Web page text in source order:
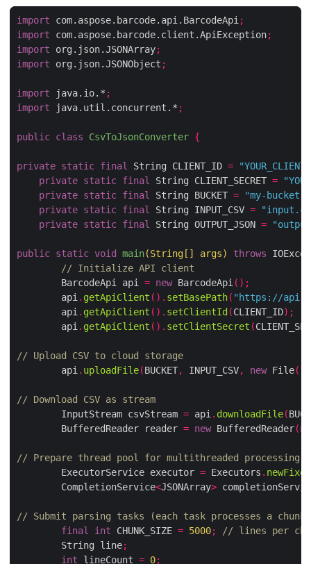
import com.aspose.barcode.api.BarcodeApi ;
import com.aspose.barcode.client.ApiException;
import org.json.JSONArray;
import org.json.JSONObject ;
import java.io.* ;
import java.util.concurrent.* ;
public class CsvToJsonConverter {
private static final String CLIENT_ID =
private static final String CLIENT_SECRET =
private static final String BUCKET = "my-bucket"
private static final String INPUT_CSV =
private static final String OUTPUT_JSON =
public static void main(String [] args) throws
// Initialize API client
        BarcodeApi api
= new BarcodeApi ();
        api
. getApiClient (). setBasePath( "https://
        api
. getApiClient (). setClientId (CLIENT_ID);
        api
. getApiClient (). setClientSecret (
// Upload CSV to cloud storage
        api
. uploadFile(BUCKET, INPUT_CSV, new File(
// Download CSV as stream
        InputStream csvStream
= api . downloadFile(
        BufferedReader reader
= new BufferedReader(
// Prepare thread pool for multithreaded processing
        ExecutorService executor
= Executors .
        CompletionService
<JSONArray>
// Submit parsing tasks (each task processes a
final
int CHUNK_SIZE = 5000;
// lines per
        String line
;
int lineCount = 0;